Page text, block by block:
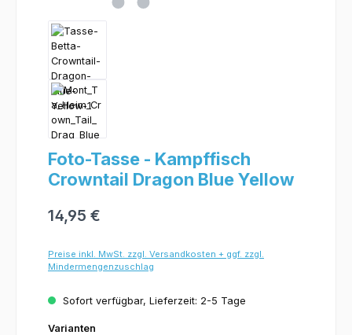
Foto-Tasse - Kampffisch
Crowntail Dragon Blue Yellow
14,95 €
Preise inkl. MwSt. zzgl. Versandkosten + ggf. zzgl.
Mindermengenzuschlag
Sofort verfügbar, Lieferzeit: 2-5 Tage
Varianten